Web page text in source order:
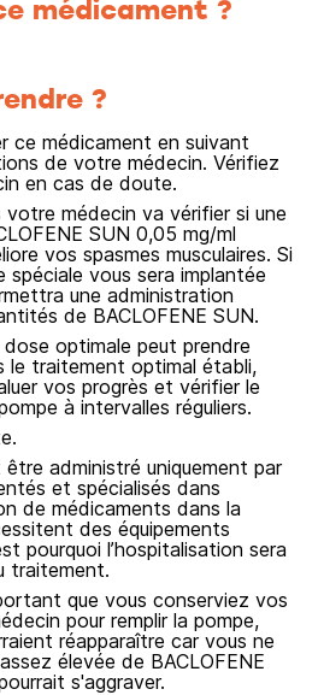
médicament ?
?
ce médicament en suivant
de votre médecin. Vérifiez
en cas de doute.
votre médecin va vérifier si une
SUN 0,05 mg/ml
vos spasmes musculaires. Si
spéciale vous sera implantée
une administration
de BACLOFENE SUN.
optimale peut prendre
le traitement optimal établi,
vos progrès et vérifier le
à intervalles réguliers.
administré uniquement par
et spécialisés dans
de médicaments dans la
des équipements
pourquoi l’hospitalisation sera
traitement.
que vous conserviez vos
pour remplir la pompe,
réapparaître car vous ne
élevée de BACLOFENE
s'aggraver.